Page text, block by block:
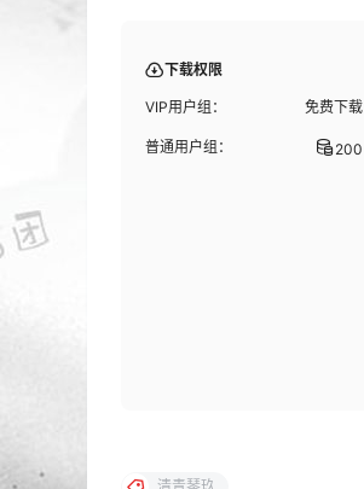
下载权限
VIP用户组： 免费下载
普通用户组： 200